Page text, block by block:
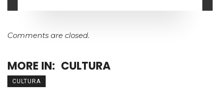
Comments are closed.
MORE IN: CULTURA
CULTURA